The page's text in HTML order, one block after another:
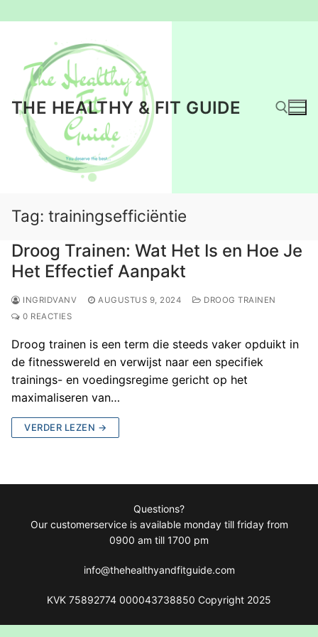
inhoud
THE HEALTHY & FIT GUIDE
Tag: trainingsefficiëntie
Droog Trainen: Wat Het Is en Hoe Je
Het Effectief Aanpakt
INGRIDVANV AUGUSTUS 9, 2024
DROOG TRAINEN
0 REACTIES
Droog trainen is een term die steeds vaker opduikt in
de fitnesswereld en verwijst naar een specifiek
trainings- en voedingsregime gericht op het
maximaliseren van…
VERDER LEZEN →
Questions?
Our customerservice is available monday till friday from
0900 am till 1700 pm
info@thehealthyandfitguide.com
KVK 75892774 000043738850 Copyright 2025